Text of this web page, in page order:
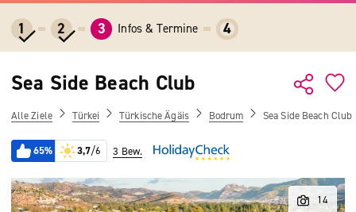
1 2 3 Infos & Termine 4
Sea Side Beach Club
Alle Ziele Türkei Türkische Ägäis Bodrum Sea Side Beach Club
65% 3,7/6 3 Bew.